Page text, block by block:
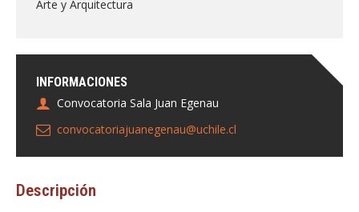
INFORMACIONES
Convocatoria Sala Juan Egenau
convocatoriajuanegenau@uchile.cl
Arte y Arquitectura
Descripción